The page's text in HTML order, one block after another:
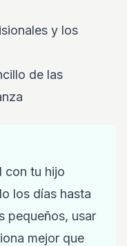
y los
de las
con tu hijo
los días hasta
pequeños, usar
mejor que